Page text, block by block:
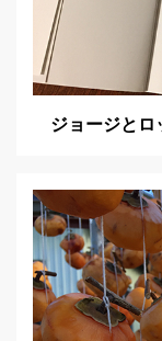
ジョージとロ